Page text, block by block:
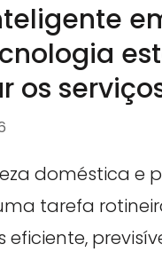
os
doméstica e
tarefa
eficiente,